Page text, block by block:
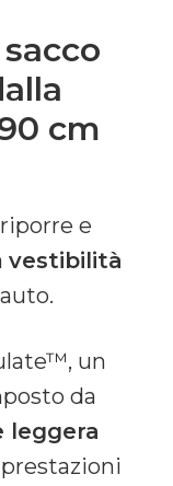
cm
e
vestibilità
un
da
leggera